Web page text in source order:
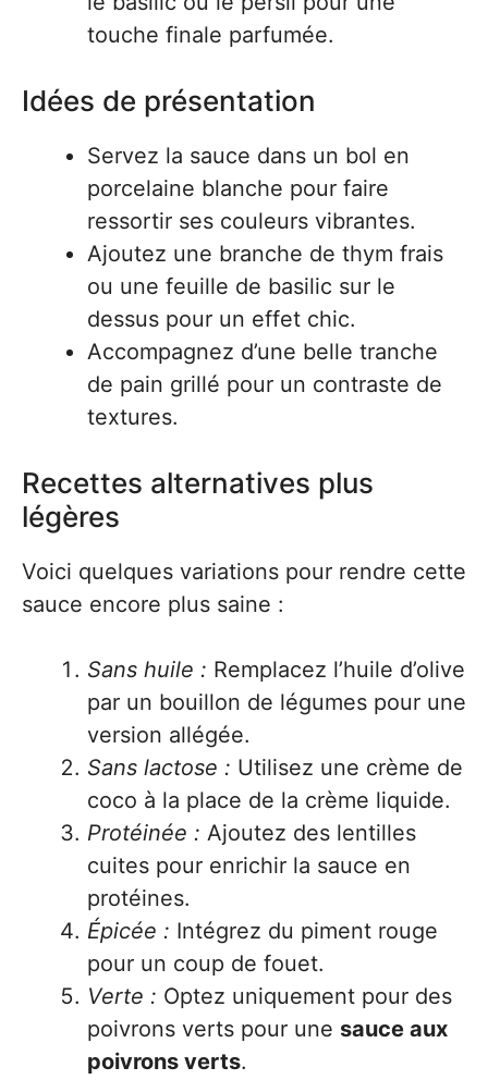
touche finale parfumée.
Idées de présentation
Servez la sauce dans un bol en
porcelaine blanche pour faire
ressortir ses couleurs vibrantes.
Ajoutez une branche de thym frais
ou une feuille de basilic sur le
dessus pour un effet chic.
Accompagnez d’une belle tranche
de pain grillé pour un contraste de
textures.
Recettes alternatives plus
légères
Voici quelques variations pour rendre cette
sauce encore plus saine :
Sans huile : Remplacez l’huile d’olive
par un bouillon de légumes pour une
version allégée.
Sans lactose : Utilisez une crème de
coco à la place de la crème liquide.
Protéinée : Ajoutez des lentilles
cuites pour enrichir la sauce en
protéines.
Épicée : Intégrez du piment rouge
pour un coup de fouet.
Verte : Optez uniquement pour des
poivrons verts pour une sauce aux
poivrons verts.